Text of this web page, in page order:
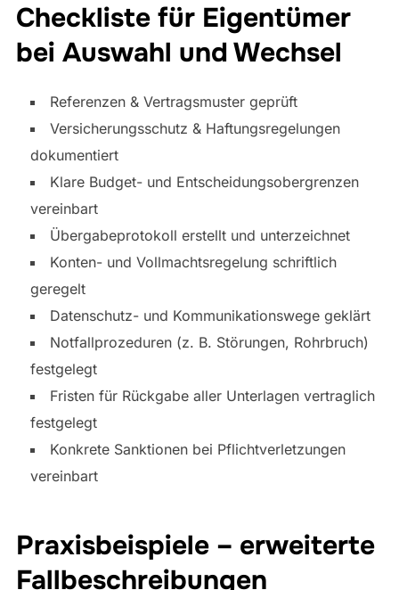
Checkliste für Eigentümer
bei Auswahl und Wechsel
Referenzen & Vertragsmuster geprüft
Versicherungsschutz & Haftungsregelungen
dokumentiert
Klare Budget- und Entscheidungsobergrenzen
vereinbart
Übergabeprotokoll erstellt und unterzeichnet
Konten- und Vollmachtsregelung schriftlich
geregelt
Datenschutz- und Kommunikationswege geklärt
Notfallprozeduren (z. B. Störungen, Rohrbruch)
festgelegt
Fristen für Rückgabe aller Unterlagen vertraglich
festgelegt
Konkrete Sanktionen bei Pflichtverletzungen
vereinbart
Praxisbeispiele – erweiterte
Fallbeschreibungen